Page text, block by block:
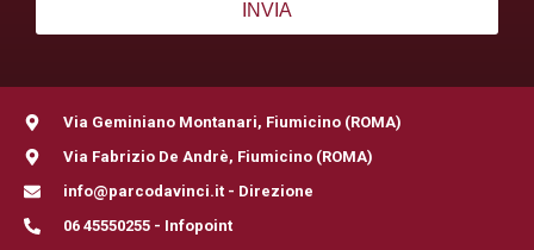
Via Geminiano Montanari, Fiumicino (ROMA)
Via Fabrizio De Andrè, Fiumicino (ROMA)
info@parcodavinci.it - Direzione
06 45550255 - Infopoint